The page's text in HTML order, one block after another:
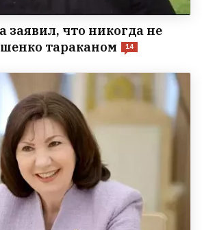
заявил, что никогда не
тараканом
14